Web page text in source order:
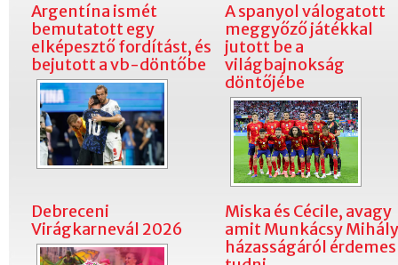
Argentína ismét
bemutatott egy
elképesztő fordítást, és
bejutott a vb-döntőbe
A spanyol válogatott
meggyőző játékkal
jutott be a
világbajnokság
döntőjébe
Debreceni
Virágkarnevál 2026
Miska és Cécile, avagy
amit Munkácsy Mihály
házasságáról érdemes